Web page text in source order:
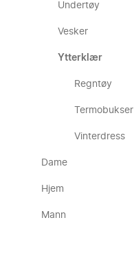
Undertøy
Vesker
Ytterklær
Regntøy
Termobukser
Vinterdress
Dame
Hjem
Mann